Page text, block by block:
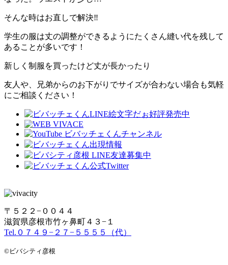
そんな時はお直しで解決‼️
学生の服は丈の調整ができるようにたくさん縫い代を残して
あることが多いです！
新しく制服を買ったけど丈が長かったり
友人や、兄弟からのお下がりでサイズが合わない場合も気軽
にご相談ください！
〒５２２−００４４
滋賀県彦根市竹ヶ鼻町４３−１
Tel.０７４９−２７−５５５５（代）
©ビバシティ彦根